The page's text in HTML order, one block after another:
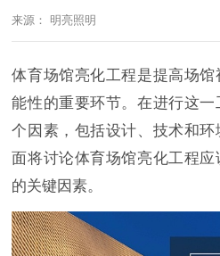
来源： 明亮照明
体育场馆亮化工程是提高场
能性的重要环节。在进行这
个因素，包括设计、技术和
面将讨论体育场馆亮化工程
的关键因素。